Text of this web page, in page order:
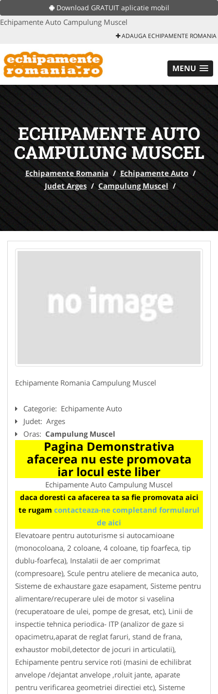
Download GRATUIT aplicatie mobil
Echipamente Auto Campulung Muscel
ADAUGA ECHIPAMENTE ROMANIA
MENU
ECHIPAMENTE AUTO
CAMPULUNG MUSCEL
Echipamente Romania / Echipamente Auto /
Judet Arges / Campulung Muscel /
Echipamente Romania Campulung Muscel
Categorie: Echipamente Auto
Judet: Arges
Oras: Campulung Muscel
Pagina Demonstrativa
afacerea nu este promovata
iar locul este liber
Echipamente Auto Campulung Muscel
daca doresti ca afacerea ta sa fie promovata aici
te rugam contacteaza-ne completand formularul
de aici
Elevatoare pentru autoturisme si autocamioane
(monocoloana, 2 coloane, 4 coloane, tip foarfeca, tip
dublu-foarfeca), Instalatii de aer comprimat
(compresoare), Scule pentru ateliere de mecanica auto,
Sisteme de exhaustare gaze esapament, Sisteme pentru
alimentare/recuperare ulei de motor si vaselina
(recuperatoare de ulei, pompe de gresat, etc), Linii de
inspectie tehnica periodica- ITP (analizor de gaze si
opacimetru,aparat de reglat faruri, stand de frana,
exhaustor mobil,detector de jocuri in articulatii),
Echipamente pentru service roti (masini de echilibrat
anvelope /dejantat anvelope ,roluit jante, aparate
pentru verificarea geometriei directiei etc), Sisteme